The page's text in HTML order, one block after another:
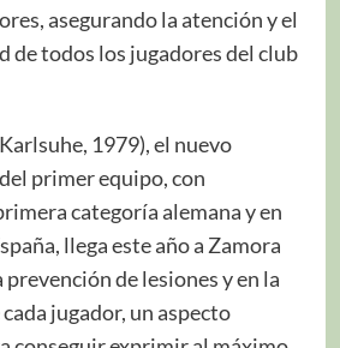
asegurando la atención y el
de todos los jugadores del club
1979), el nuevo
primer equipo, con
categoría alemana y en
llega este año a Zamora
de lesiones y en la
jugador, un aspecto